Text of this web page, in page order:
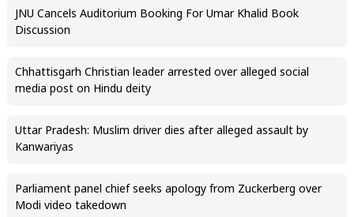
JNU Cancels Auditorium Booking For Umar Khalid Book
Discussion
Chhattisgarh Christian leader arrested over alleged social
media post on Hindu deity
Uttar Pradesh: Muslim driver dies after alleged assault by
Kanwariyas
Parliament panel chief seeks apology from Zuckerberg over
Modi video takedown